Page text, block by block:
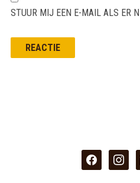
STUUR MIJ EEN E-MAIL ALS ER
facebook